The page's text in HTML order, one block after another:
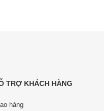
TRỢ KHÁCH HÀNG
hàng